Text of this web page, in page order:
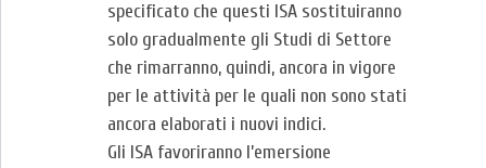
specificato che questi ISA sostituiranno
solo gradualmente gli Studi di Settore
che rimarranno, quindi, ancora in vigore
per le attività per le quali non sono stati
ancora elaborati i nuovi indici.
Gli ISA favoriranno l’emersione